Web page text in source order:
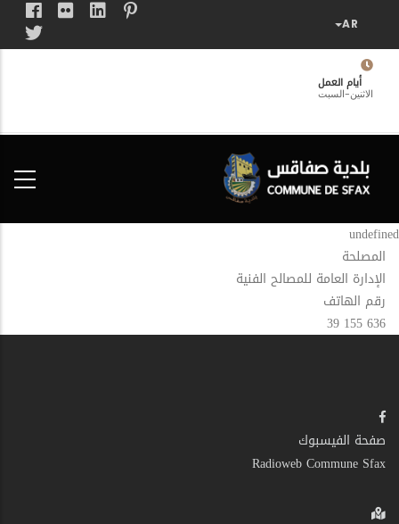
المحتوى
الرئيسيأيام العمل
الاثنين-السبت
undefined
المصلحة
الإدارة العامة للمصالح الفنية
رقم الهاتف
636 155 39
صفحة الفيسبوك
Radioweb Commune Sfax